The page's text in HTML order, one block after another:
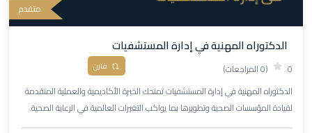
متقدم
الدكتوراه المهنية في إدارة المستشفيات
0 (0 المراجعات) قارن
الدكتوراه المهنية في إدارة المستشفيات تمنحك الخبرة الأكاديمية والعملية المتقدمة
لقيادة المؤسسات الصحية وتطويرها بما يواكب التغيرات العالمية في الرعاية الصحية.